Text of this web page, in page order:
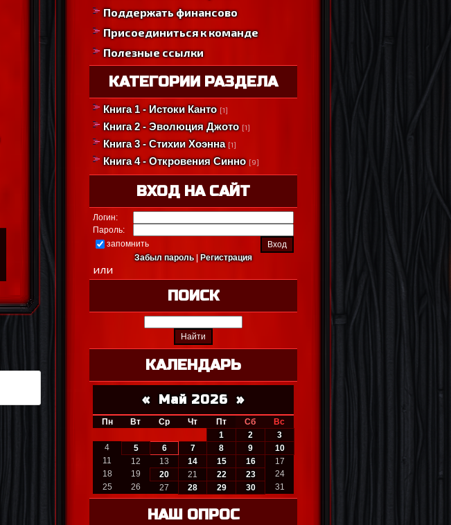
Поддержать финансово
Присоединиться к команде
Полезные ссылки
КАТЕГОРИИ РАЗДЕЛА
Книга 1 - Истоки Канто [1]
Книга 2 - Эволюция Джото [1]
Книга 3 - Стихии Хоэнна [1]
Книга 4 - Откровения Синно [9]
ВХОД НА САЙТ
Логин:
Пароль:
запомнить
Забыл пароль|Регистрация
или
ПОИСК
КАЛЕНДАРЬ
« Май 2026 »
Пн Вт Ср Чт Пт Сб
Вс
1
2
3
4
5 6 7 8 9
10
11
12 13 14 15 16
17
18
19 20 21 22 23
24
25
26 27 28 29 30 31
НАШ ОПРОС